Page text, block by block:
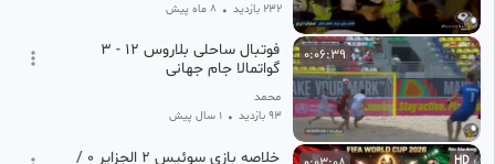
232 بازدید • 8 ماه پیش
0:06:39
فوتبال ساحلی بلاروس 12 - ۳
گواتمالا جام جهانی
محمد
93 بازدید • 1 سال پیش
HD خلاصه بازی سوئیس ۲ الجزایر ۰ /